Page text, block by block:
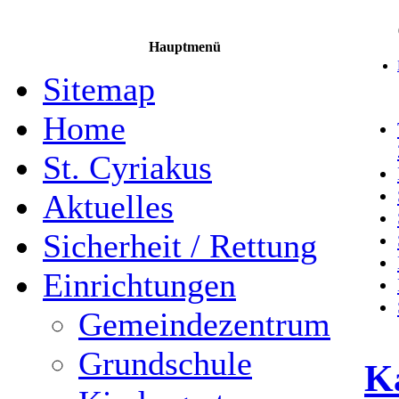
Hauptmenü
Sitemap
Home
St. Cyriakus
Aktuelles
Sicherheit / Rettung
Einrichtungen
Gemeindezentrum
Grundschule